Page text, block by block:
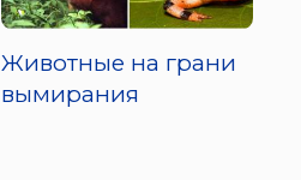
Животные на грани
вымирания